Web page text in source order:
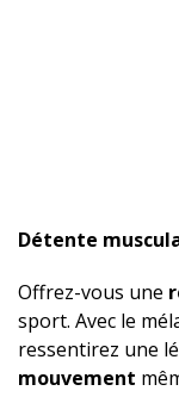
Détente
Offrez-vous une
sport. Avec le
ressentirez une
mouvement